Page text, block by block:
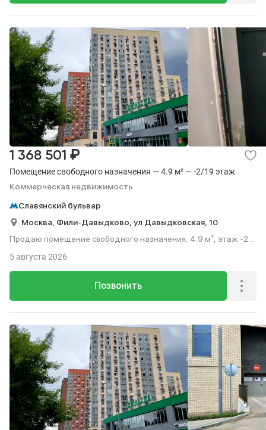
Помещение свободного назначения — 4.9 м² — -2/19 этаж
Коммерческая недвижимость
1 368 501 ₽
Славянский бульвар
Москва, Фили-Давыдково, ул Давыдковская, 10
Продаю помещение свободного назначения, 4.9 м², этаж -2
Позвонить
5 августа 2026